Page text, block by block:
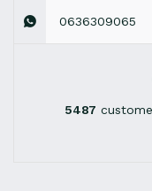
0636309065
5487